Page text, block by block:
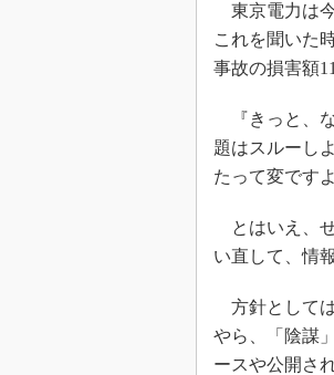
東京電力は
これを聞いた
事故の損害額
『きっと、
題はスルーし
たって変です
とはいえ、
い直して、情
方針として
やら、「陰謀
ースや公開さ